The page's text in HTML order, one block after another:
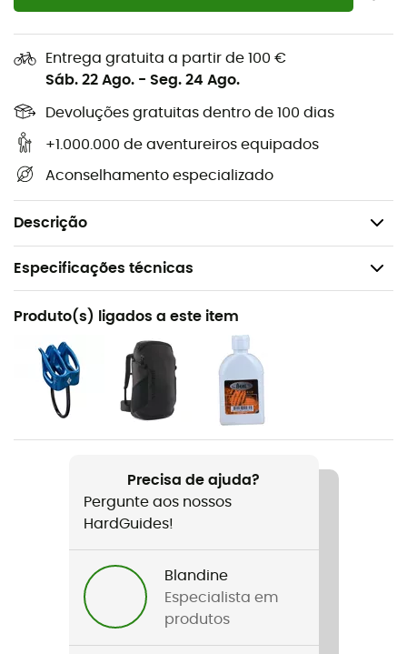
Entrega gratuita a partir de 100 €
Sáb. 22 Ago. - Seg. 24 Ago.
Devoluções gratuitas dentro de 100 dias
+1.000.000 de aventureiros equipados
Aconselhamento especializado
Descrição
facilidade.
aos recantos das agarras
Cabo funcional que permite uma limpeza fácil sem
machucar os dedos
Projetada para caber no suporte de escova do
Peso: S: 13 g - M: 24 g
Especificações técnicas
Recomendado para
Escalada em bloco
Peso
S : 13 g - M : 24 g
Nome do produto
Produto(s) ligados a este item
Precisa de ajuda?
Pergunte aos nossos
HardGuides!
Blandine
Especialista em
produtos